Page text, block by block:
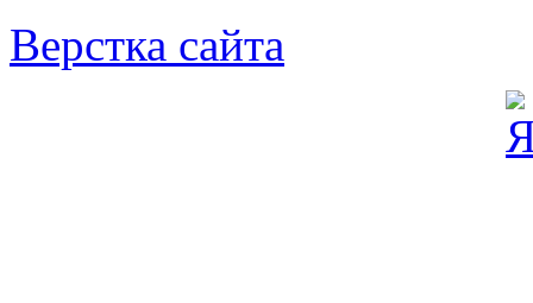
Верстка сайта